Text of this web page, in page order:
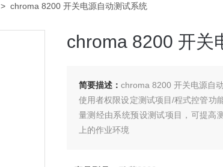
> chroma 8200 开关电源自动测试系统
chroma 8200 开关
简要描述： chroma 8200 开关电源自
使用者权限设定测试项目/程式控管功
量测经由系统预设测试项目，可提高
上的作业环境